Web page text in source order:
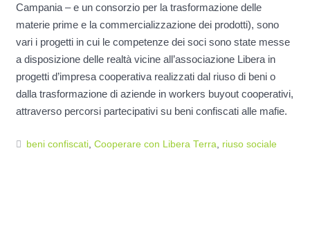
Campania – e un consorzio per la trasformazione delle
materie prime e la commercializzazione dei prodotti), sono
vari i progetti in cui le competenze dei soci sono state messe
a disposizione delle realtà vicine all’associazione Libera in
progetti d’impresa cooperativa realizzati dal riuso di beni o
dalla trasformazione di aziende in workers buyout cooperativi,
attraverso percorsi partecipativi su beni confiscati alle mafie.
beni confiscati, Cooperare con Libera Terra riuso sociale